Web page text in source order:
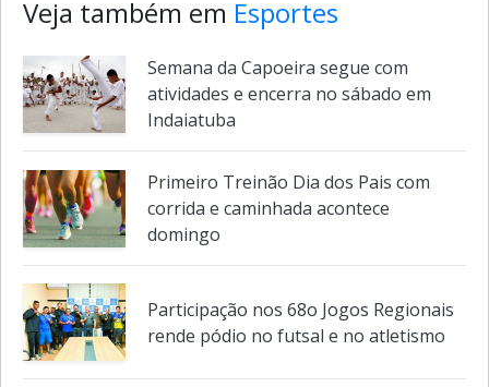
Veja também em Esportes
Semana da Capoeira segue com
atividades e encerra no sábado em
Indaiatuba
Primeiro Treinão Dia dos Pais com
corrida e caminhada acontece
domingo
Participação nos 68o Jogos Regionais
rende pódio no futsal e no atletismo